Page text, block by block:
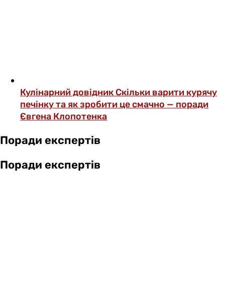
Кулінарний довідник Скільки варити курячу
печінку та як зробити це смачно — поради
Євгена Клопотенка
Поради експертів
Поради експертів